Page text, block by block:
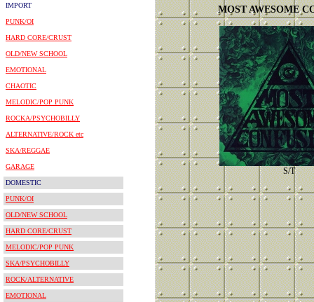
IMPORT
PUNK/OI
HARD CORE/CRUST
OLD/NEW SCHOOL
EMOTIONAL
CHAOTIC
MELODIC/POP PUNK
ROCKA/PSYCHOBILLY
ALTERNATIVE/ROCK etc
SKA/REGGAE
GARAGE
DOMESTIC
PUNK/OI
OLD/NEW SCHOOL
HARD CORE/CRUST
MELODIC/POP PUNK
SKA/PSYCHOBILLY
ROCK/ALTERNATIVE
EMOTIONAL
MOST AWESOME
S/T